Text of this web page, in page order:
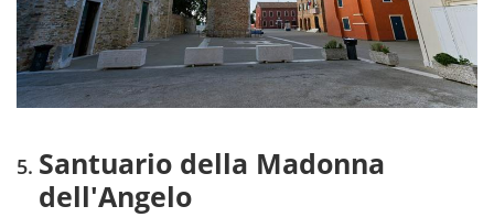
Santuario della Madonna
dell'Angelo